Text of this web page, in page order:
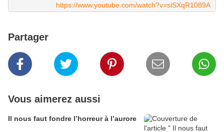
https://www.youtube.com/watch?v=siSXqR1089A
Partager
Vous aimerez aussi
Il nous faut fondre l’horreur à l’aurore